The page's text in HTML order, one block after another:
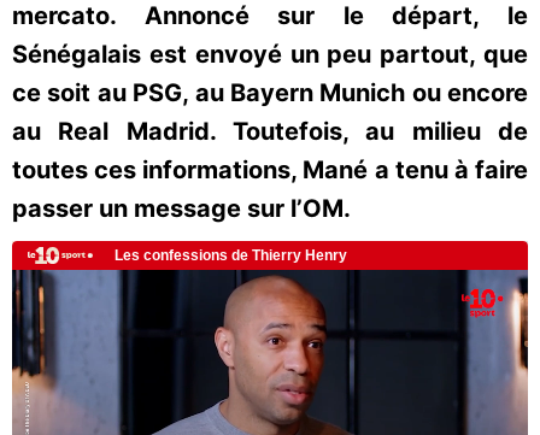
mercato. Annoncé sur le départ, le
Sénégalais est envoyé un peu partout, que
ce soit au PSG, au Bayern Munich ou encore
au Real Madrid. Toutefois, au milieu de
toutes ces informations, Mané a tenu à faire
passer un message sur l’OM.